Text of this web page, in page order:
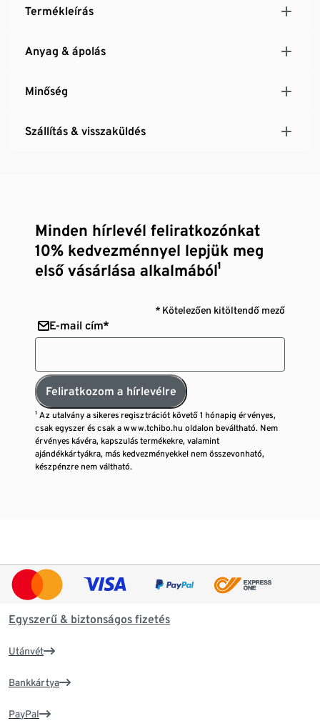
Termékleírás
Anyag & ápolás
Minőség
Szállítás & visszaküldés
Minden hírlevél feliratkozónkat
10% kedvezménnyel lepjük meg
első vásárlása alkalmából¹
* Kötelezően kitöltendő mező
E-mail cím*
Feliratkozom a hírlevélre
¹ Az utalvány a sikeres regisztrációt követő 1 hónapig érvényes,
csak egyszer és csak a www.tchibo.hu oldalon beváltható. Nem
érvényes kávéra, kapszulás termékekre, valamint
ajándékkártyákra, más kedvezményekkel nem összevonható,
készpénzre nem váltható.
Egyszerű & biztonságos fizetés
Utánvét
Bankkártya
PayPal